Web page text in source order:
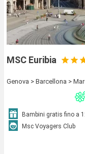
MSC Euribia
Genova > Barcellona >
Bambini gratis fino a
Msc Voyagers Club